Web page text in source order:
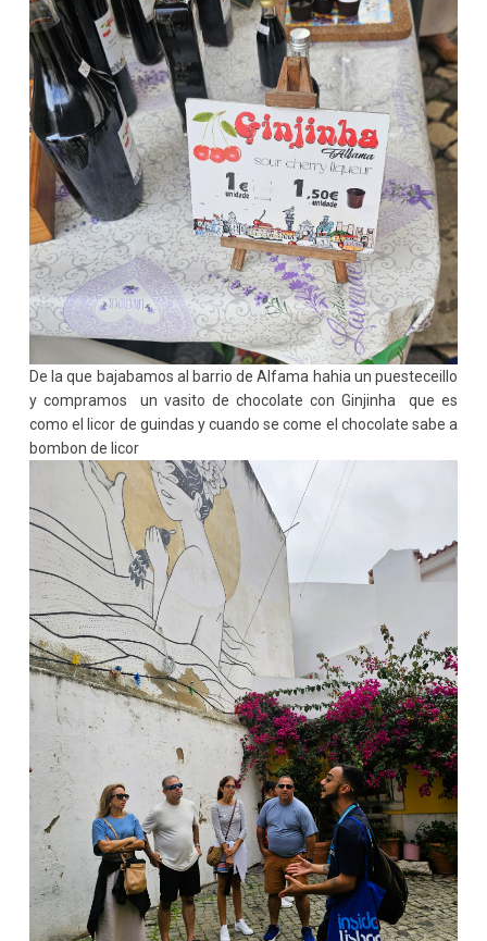
De la que bajabamos al barrio de Alfama hahia un puesteceillo
y compramos un vasito de chocolate con Ginjinha que es
como el licor de guindas y cuando se come el chocolate sabe a
bombon de licor